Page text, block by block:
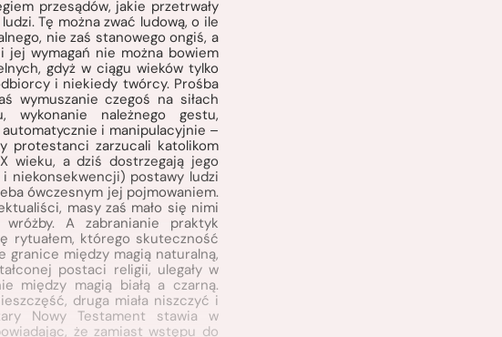
przesądów, jakie przetrwały
Tę można zwać ludową, o ile
nie zaś stanowego ongiś, a
jej wymagań nie można bowiem
gdyż w ciągu wieków tylko
i niekiedy twórcy. Prośba
wymuszanie czegoś na siłach
wykonanie należnego gestu,
i manipulacyjnie –
protestanci zarzucali katolikom
wieku, a dziś dostrzegają jego
niekonsekwencji) postawy ludzi
ówczesnym jej pojmowaniem.
masy zaś mało się nimi
A zabranianie praktyk
rytuałem, którego skuteczność
granice między magią naturalną,
postaci religii, ulegały w
między magią białą a czarną.
druga miała niszczyć i
Nowy Testament stawia w
że zamiast wstępu do